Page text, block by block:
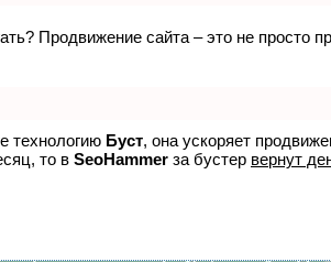
Продвижение сайта – это не
технологию Буст, она ускоряет
то в SeoHammer за бустер вернут